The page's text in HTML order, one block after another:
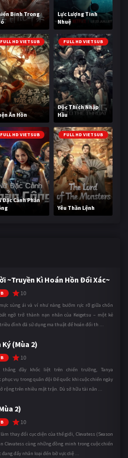
Binh Trong
Lực Lượng Tinh
Nhuệ
FULL HD VIETSUB
Ăn Hồn
FULL HD VIETSUB
Độc Thích Nhập
Hầu
FULL HD VIETSUB
Đặc Cảnh Phản
FULL HD VIETSUB
Yêu Thần Lệnh
~Truyền Kì Hoán Hồn Đổi Xác~
10
sủng ái và ví như nàng bướm rực rỡ giữa chốn
ngờ trở thành nạn nhân của Keigetsu – một kẻ
đình đã sử dụng ma thuật để hoán đổi th ...
(Mùa 2)
10
thắng đầy khốc liệt trên chiến trường, Tanya
phục vụ trong quân đội Đế quốc khi cuộc chiến ngày
rộng trên nhiều mặt trận. Dù sở hữu tài năn ...
2)
10
thay đổi cục diện của thế giới, Clevatess (Season
Clevatess cùng những đồng minh trong cuộc chiến
đang đẩy nhân loại đến bờ vực diệ ...